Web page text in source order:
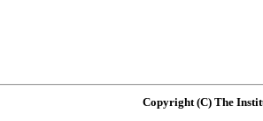
Copyright (C) The